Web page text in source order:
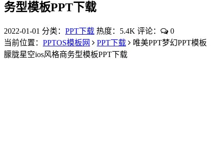
务型模板PPT下载
2022-01-01 分类： PPT下载 热度：5.4K 评论：
0
当前位置： PPTOS模板网 PPT下载
唯美PPT梦幻PPT模板
朦胧星空ios风格商务型模板PPT下载